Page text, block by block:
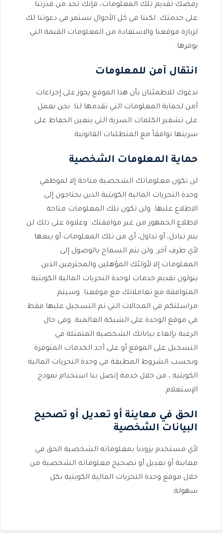
رفضك تقديم تلك المعلومات، فإنك تحد من قدرتنا
على خدمتك. لكننا في كل الأحوال نستمر في دعوتنا لك
لزيارة موقعنا والاستفادة من المعلومات القيمة التي
يوفرها.
انتقال آمن للمعلومات
ندعوك للاطمئنان بأن هذا الموقع يحوز على إجراءات
أمن لحماية المعلومات التي تقدمها لنا. نحن نعمل
على تشفير الكلمات السرية التي يتعين الحفاظ على
سريتها توافقاً مع المتطلبات القانونية.
حماية المعلومات الشخصية
لن تكون معلوماتك الشخصية متاحة إلا لموظفي
وحدة التحريات المالية الكويتية الذين يحتاجون إلى
الاطلاع عليها. ولن تكون تلك المعلومات متاحة
لاطلاع الجمهور من غير موافقتك. وعلاوة على ذلك لن
يتم تبادل، أو تداول، أي من تلك المعلومات أو بيعها
لأي طرف آخر. ولن يتم السماح بالوصول إلى
المعلومات إلا لأولئك المؤهلين والمحترفين الذين
يتولون تقديم خدمات لوحدة التحريات المالية الكويتية
المتوافقة مع تعاملاتك مع موقعنا. وسيتم
مراسلتكم في المجالات التي تم التسجيل عليها فقط
في موقع الوحدة على الشبكة العالمية. وفي حال
الرغبة بإلغاء بياناتك الشخصية المتمثلة في
التسجيل على الموقع أو على أحد الخدمات المتوفرة
وبحسب الشروط المطبقة في وحدة التحريات المالية
الكويتية ، من خلال خدمة إتصل بنا استخدام نموذج
الإستعلام.
الحق في معاينة أو تعديل أو تصحيح
البيانات الشخصية
لأي مستخدم يزودنا بمعلوماته الشخصية الحق في
معاينة أو تعديل أو تصحيح معلوماته الشخصية من
خلال موقع وحدة التحريات المالية الكويتية بكل
سهولة.